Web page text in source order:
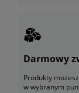
Darmowy
Produkty
w wybranym